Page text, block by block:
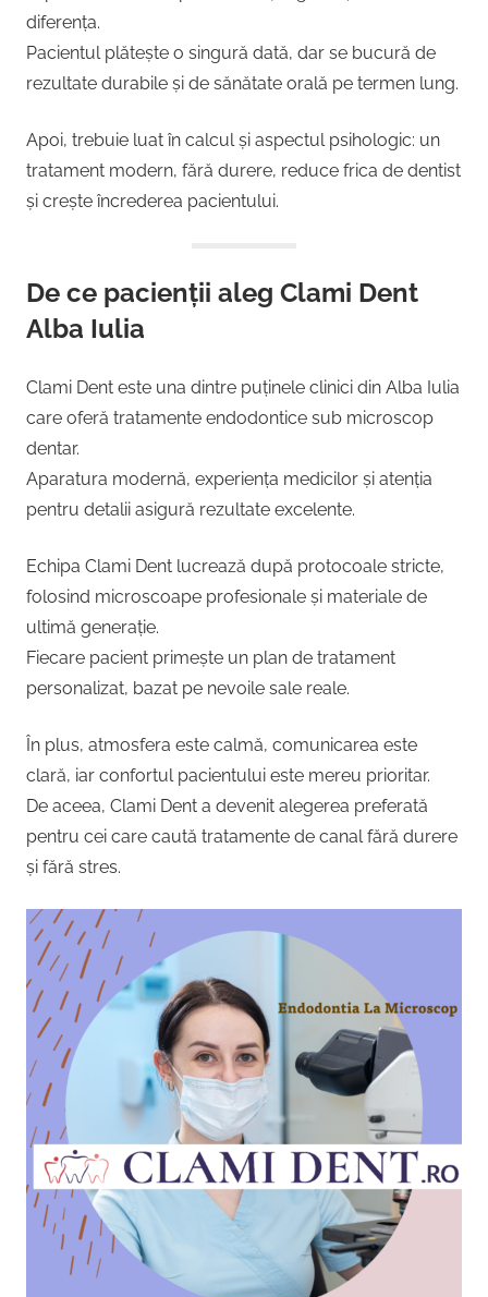
diferența.
Pacientul plătește o singură dată, dar se bucură de
rezultate durabile și de sănătate orală pe termen lung.
Apoi, trebuie luat în calcul și aspectul psihologic: un
tratament modern, fără durere, reduce frica de dentist
și crește încrederea pacientului.
De ce pacienții aleg Clami Dent
Alba Iulia
Clami Dent este una dintre puținele clinici din Alba Iulia
care oferă tratamente endodontice sub microscop
dentar.
Aparatura modernă, experiența medicilor și atenția
pentru detalii asigură rezultate excelente.
Echipa Clami Dent lucrează după protocoale stricte,
folosind microscoape profesionale și materiale de
ultimă generație.
Fiecare pacient primește un plan de tratament
personalizat, bazat pe nevoile sale reale.
În plus, atmosfera este calmă, comunicarea este
clară, iar confortul pacientului este mereu prioritar.
De aceea, Clami Dent a devenit alegerea preferată
pentru cei care caută tratamente de canal fără durere
și fără stres.